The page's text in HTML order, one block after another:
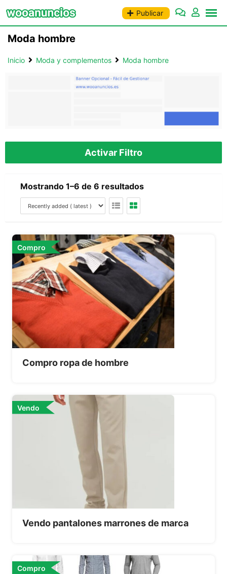
Saltar
contenido
Publicar
Moda hombre
Inicio Moda y complementos Moda hombre
Activar Filtro
Mostrando 1–6 de 6 resultados
Compro
Compro ropa de hombre
Vendo
Vendo pantalones marrones de marca
Compro